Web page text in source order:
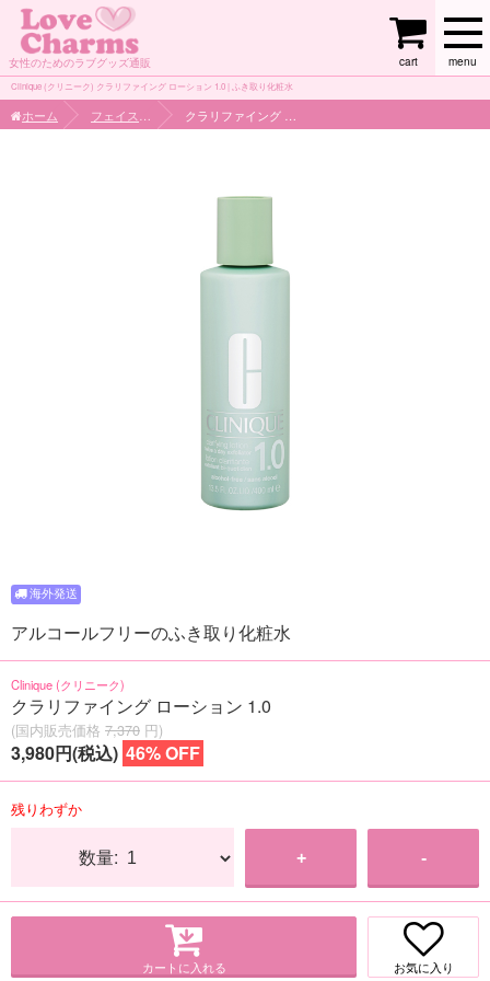
女性のためのラブグッズ通販 menu
cart
Clinique (クリニーク) クラリファイング ローション 1.0 | ふき取り化粧水
ホーム
アルコールフリーのふき取り化粧水
Clinique (クリニーク)
クラリファイング ローション 1.0
(国内販売価格 7,370 円)
3,980円(税込) 46% OFF
残りわずか
数量: + -
カートに入れる お気に入り